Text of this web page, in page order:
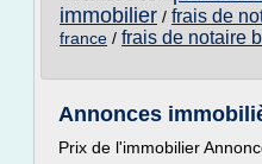
immobilier / frais de
france / frais de notaire
Annonces
Prix de l'immobilier